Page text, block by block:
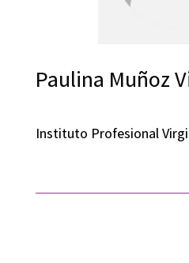
Paulina Muñoz
Instituto Profesional